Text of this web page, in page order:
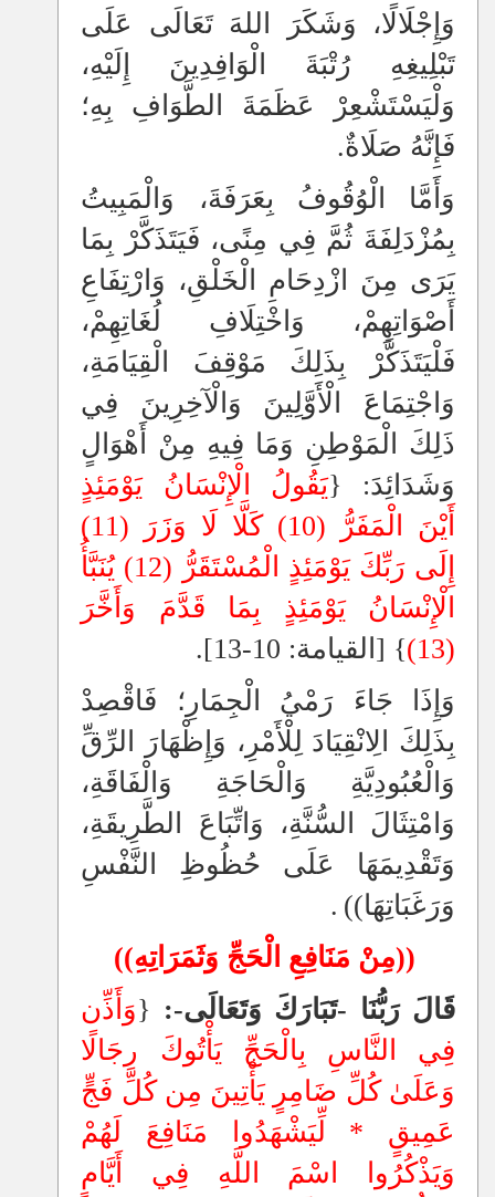
وَإِجْلَالًا، وَشَكَرَ اللهَ تَعَالَى عَلَى
تَبْلِيغِهِ رُتْبَةَ الْوَافِدِينَ إِلَيْهِ،
وَلْيَسْتَشْعِرْ عَظَمَةَ الطَّوَافِ بِهِ؛
فَإِنَّهُ صَلَاةٌ.
وَأَمَّا الْوُقُوفُ بِعَرَفَةَ، وَالْمَبِيتُ
بِمُزْدَلِفَةَ ثُمَّ فِي مِنًى، فَيَتَذَكَّرْ بِمَا
يَرَى مِنَ ازْدِحَامِ الْخَلْقِ، وَارْتِفَاعِ
أَصْوَاتِهِمْ، وَاخْتِلَافِ لُغَاتِهِمْ،
فَلْيَتَذَكَّرْ بِذَلِكَ مَوْقِفَ الْقِيَامَةِ،
وَاجْتِمَاعَ الْأَوَّلِينَ وَالْآخِرِينَ فِي
ذَلِكَ الْمَوْطِنِ وَمَا فِيهِ مِنْ أَهْوَالٍ
وَشَدَائِدَ: {يَقُولُ الْإِنْسَانُ يَوْمَئِذٍ
أَيْنَ الْمَفَرُّ (10) كَلَّا لَا وَزَرَ (11)
إِلَى رَبِّكَ يَوْمَئِذٍ الْمُسْتَقَرُّ (12) يُنَبَّأُ
الْإِنْسَانُ يَوْمَئِذٍ بِمَا قَدَّمَ وَأَخَّرَ
(13)
} [القيامة: 10-13].
وَإِذَا جَاءَ رَمْيُ الْجِمَارِ؛ فَاقْصِدْ
بِذَلِكَ الِانْقِيَادَ لِلْأَمْرِ، وَإِظْهَارَ الرِّقِّ
وَالْعُبُودِيَّةِ وَالْحَاجَةِ وَالْفَاقَةِ،
وَامْتِثَالَ السُّنَّةِ، وَاتِّبَاعَ الطَّرِيقَةِ،
وَتَقْدِيمَهَا عَلَى حُظُوظِ النَّفْسِ
وَرَغَبَاتِهَا)) .
((مِنْ مَنَافِعِ الْحَجِّ وَثَمَرَاتِهِ))
قَالَ رَبُّنَا -تَبَارَكَ وَتَعَالَى-: {وَأَذِّن
فِي النَّاسِ بِالْحَجِّ يَأْتُوكَ رِجَالًا
وَعَلَىٰ كُلِّ ضَامِرٍ يَأْتِينَ مِن كُلِّ فَجٍّ
عَمِيقٍ * لِّيَشْهَدُوا مَنَافِعَ لَهُمْ
وَيَذْكُرُوا اسْمَ اللَّهِ فِي أَيَّامٍ